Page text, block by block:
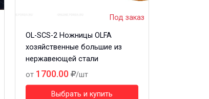
Под заказ
OL-SCS-2 Ножницы OLFA
хозяйственные большие из
нержавеющей стали
от 1700.00 /шт
Выбрать и купить